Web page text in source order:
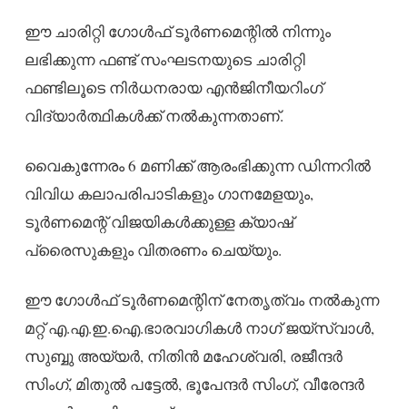
ഈ ചാരിറ്റി ഗോള്‍ഫ് ടൂര്‍ണമെന്റില്‍ നിന്നും
ലഭിക്കുന്ന ഫണ്ട് സംഘടനയുടെ ചാരിറ്റി
ഫണ്ടിലൂടെ നിര്‍ധനരായ എന്‍ജിനീയറിംഗ്
വിദ്യാര്‍ത്ഥികള്‍ക്ക് നല്‍കുന്നതാണ്.
വൈകുന്നേരം 6 മണിക്ക് ആരംഭിക്കുന്ന ഡിന്നറില്‍
വിവിധ കലാപരിപാടികളും ഗാനമേളയും,
ടൂര്‍ണമെന്റ് വിജയികള്‍ക്കുള്ള ക്യാഷ്
പ്രൈസുകളും വിതരണം ചെയ്യും.
ഈ ഗോള്‍ഫ് ടൂര്‍ണമെന്റിന് നേതൃത്വം നല്‍കുന്ന
മറ്റ് എ.എ.ഇ.ഐ.ഭാരവാഗികള്‍ നാഗ് ജയ്‌സ്വാള്‍,
സുബ്ബു അയ്യര്‍, നിതിന്‍ മഹേശ്വരി, രജീന്ദര്‍
സിംഗ്, മിതുല്‍ പട്ടേല്‍, ഭൂപേന്ദര്‍ സിംഗ്, വീരേന്ദര്‍